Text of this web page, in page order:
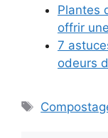
Plantes
offrir
7
odeurs
Étiquettes